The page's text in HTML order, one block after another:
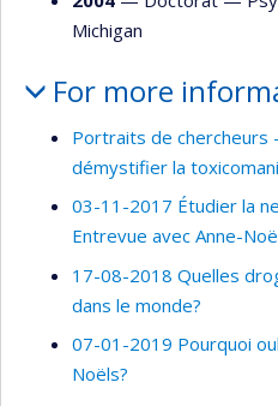
Michigan
For more
Portraits de chercheurs
démystifier la
03-11-2017 Étudier la
Entrevue avec Anne-
17-08-2018 Quelles
dans le monde?
07-01-2019 Pourquoi
Noëls?